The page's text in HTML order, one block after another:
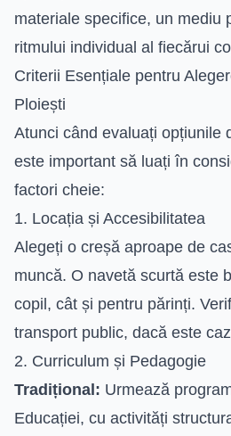
materiale specifice, un mediu
ritmului individual al fiecărui
Criterii Esențiale pentru
Ploiești
Atunci când evaluați opțiunile
este important să luați în
factori cheie:
1. Locația și Accesibilitatea
Alegeți o creșă aproape de
muncă. O navetă scurtă este
copil, cât și pentru părinți.
transport public, dacă este
2. Curriculum și Pedagogie
Tradițional: Urmează
Educației, cu activități